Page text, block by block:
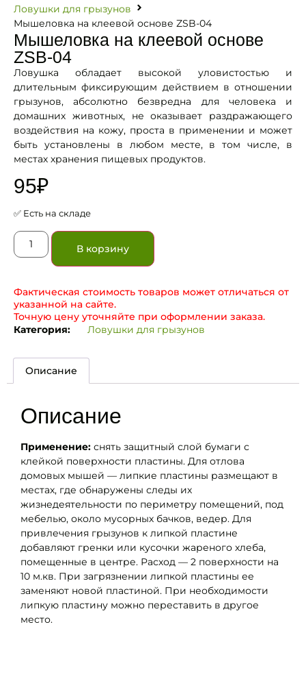
Ловушки для грызунов
Мышеловка на клеевой основе ZSB-04
Мышеловка на клеевой основе
ZSB-04
Ловушка обладает высокой уловистостью и
длительным фиксирующим действием в отношении
грызунов, абсолютно безвредна для человека и
домашних животных, не оказывает раздражающего
воздействия на кожу, проста в применении и может
быть установлены в любом месте, в том числе, в
местах хранения пищевых продуктов.
95₽
✅ Есть на складе
В корзину
Фактическая стоимость товаров может отличаться от
указанной на сайте.
Точную цену уточняйте при оформлении заказа.
Категория:
Ловушки для грызунов
Описание
Описание
Применение: снять защитный слой бумаги с
клейкой поверхности пластины. Для отлова
домовых мышей — липкие пластины размещают в
местах, где обнаружены следы их
жизнедеятельности по периметру помещений, под
мебелью, около мусорных бачков, ведер. Для
привлечения грызунов к липкой пластине
добавляют гренки или кусочки жареного хлеба,
помещенные в центре. Расход — 2 поверхности на
10 м.кв. При загрязнении липкой пластины ее
заменяют новой пластиной. При необходимости
липкую пластину можно переставить в другое
место.